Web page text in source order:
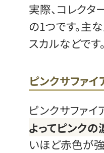
実際、コレク
の1つです。主
スカルなどです
ピンクサファイ
ピンクサファイ
よってピンク
いほど赤色が